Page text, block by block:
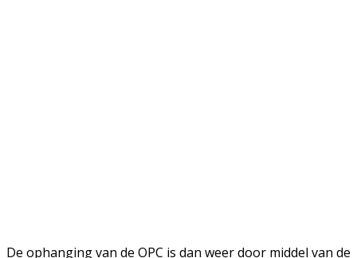
De ophanging van de OPC is dan weer door middel van de